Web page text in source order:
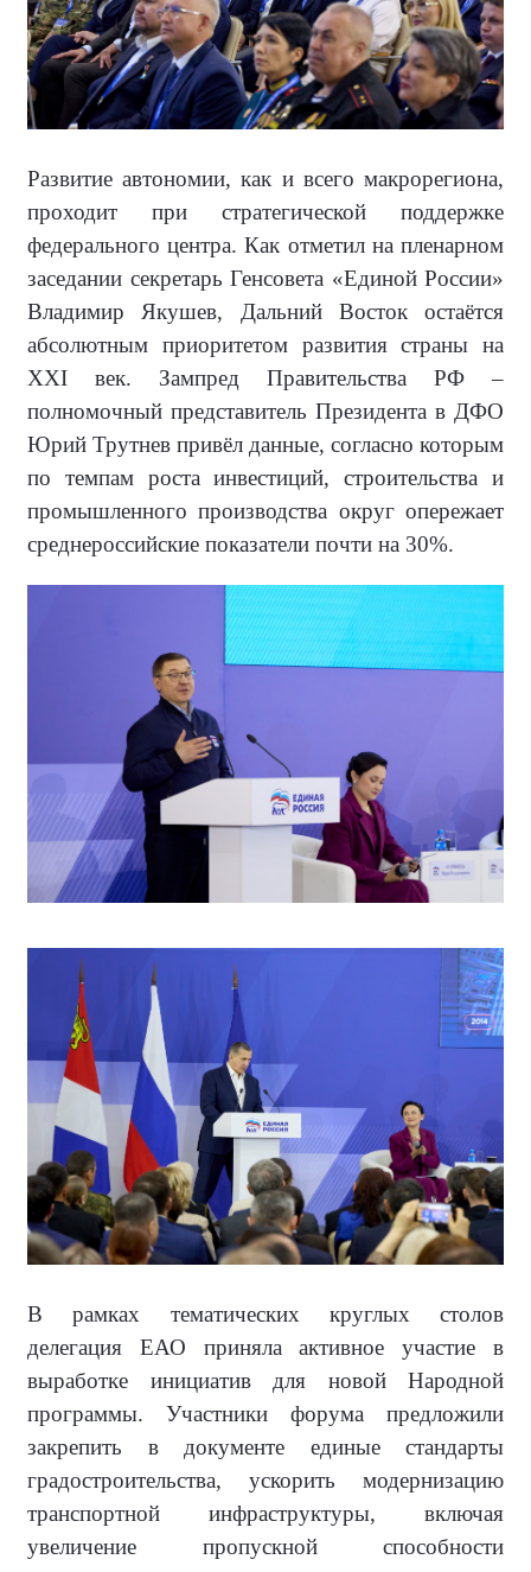
Развитие автономии, как и всего макрорегиона,
проходит при стратегической поддержке
федерального центра. Как отметил на пленарном
заседании секретарь Генсовета «Единой России»
Владимир Якушев, Дальний Восток остаётся
абсолютным приоритетом развития страны на
XXI век. Зампред Правительства РФ –
полномочный представитель Президента в ДФО
Юрий Трутнев привёл данные, согласно которым
по темпам роста инвестиций, строительства и
промышленного производства округ опережает
среднероссийские показатели почти на 30%.
В рамках тематических круглых столов
делегация ЕАО приняла активное участие в
выработке инициатив для новой Народной
программы. Участники форума предложили
закрепить в документе единые стандарты
градостроительства, ускорить модернизацию
транспортной инфраструктуры, включая
увеличение пропускной способности